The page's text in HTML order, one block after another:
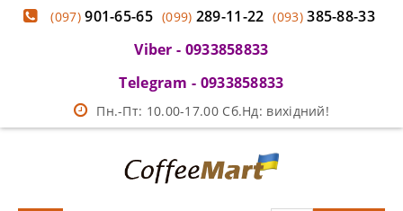
(097)901-65-65 (099) 289-11-22 (093)385-88-33
Viber - 0933858833
Telegram - 0933858833
Пн.-Пт: 10.00-17.00 Сб.Нд: вихідний!